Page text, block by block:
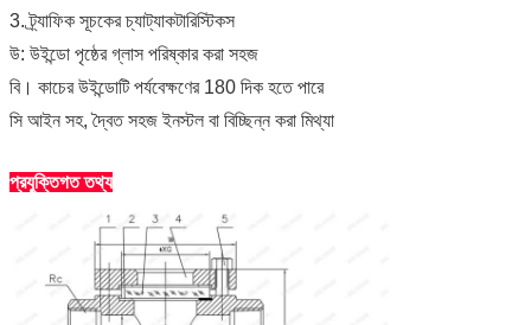
3. ট্র্যাফিক সূচকের চ্যাট্যাকটারিস্টিকস
উ: উইন্ডো পৃষ্ঠের গ্লাস পরিষ্কার করা সহজ
বি। কাচের উইন্ডোটি পর্যবেক্ষণের 180 দিক হতে পারে
সি আইন সহ, দ্বৈত সহজ ইনস্টল বা বিচ্ছিন্ন করা মিথ্যা
প্রযুক্তিগত তথ্য